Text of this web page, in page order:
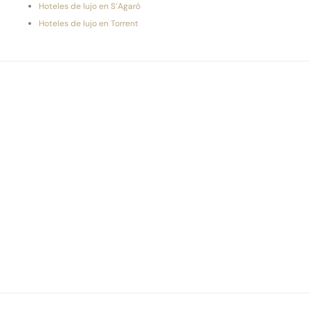
Hoteles de lujo en S’Agaró
Hoteles de lujo en Torrent